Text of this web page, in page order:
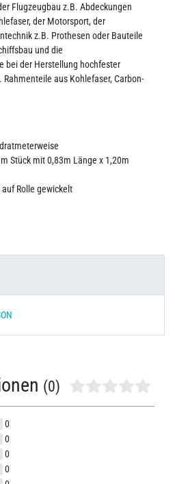
Flugzeugbau z.B. Abdeckungen
der Motorsport, der
z.B. Prothesen oder Bauteile
und die
bei der Herstellung hochfester
aus Kohlefaser, Carbon-
Stück mit 0,83m Länge x 1,20m
Rolle gewickelt
(0)
0
0
0
0